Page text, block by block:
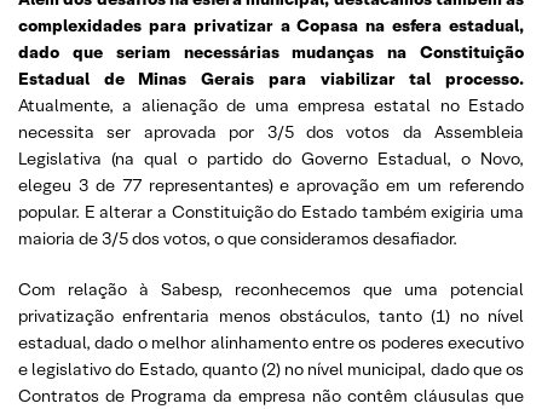
complexidades para privatizar a Copasa na esfera estadual,
dado que seriam necessárias mudanças na Constituição
Estadual de Minas Gerais para viabilizar tal processo.
Atualmente, a alienação de uma empresa estatal no Estado
necessita ser aprovada por 3/5 dos votos da Assembleia
Legislativa (na qual o partido do Governo Estadual, o Novo,
elegeu 3 de 77 representantes) e aprovação em um referendo
popular. E alterar a Constituição do Estado também exigiria uma
maioria de 3/5 dos votos, o que consideramos desafiador.
Com relação à Sabesp, reconhecemos que uma potencial
privatização enfrentaria menos obstáculos, tanto (1) no nível
estadual, dado o melhor alinhamento entre os poderes executivo
e legislativo do Estado, quanto (2) no nível municipal, dado que os
Contratos de Programa da empresa não contêm cláusulas que